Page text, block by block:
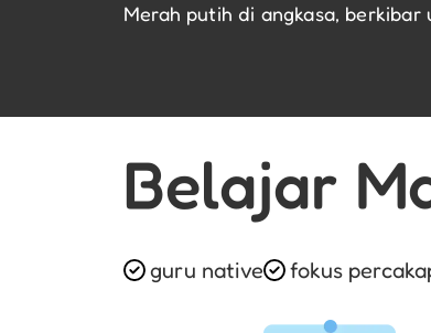
Merah putih di angkasa,
Belajar
guru native fokus